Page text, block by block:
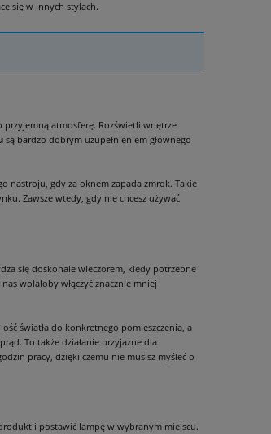
się w innych stylach.
przyjemną atmosferę. Rozświetli wnętrze
są bardzo dobrym uzupełnieniem głównego
nastroju, gdy za oknem zapada zmrok. Takie
Zawsze wtedy, gdy nie chcesz używać
się doskonale wieczorem, kiedy potrzebne
wolałoby włączyć znacznie mniej
światła do konkretnego pomieszczenia, a
To także działanie przyjazne dla
pracy, dzięki czemu nie musisz myśleć o
i postawić lampę w wybranym miejscu.